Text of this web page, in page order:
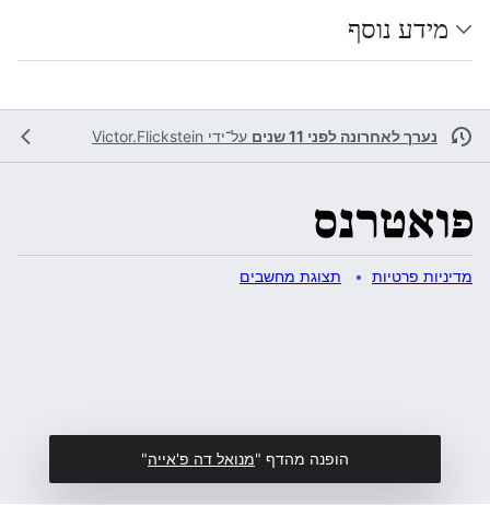
מידע נוסף
נערך לאחרונה לפני 11 שנים על־ידי Victor.Flickstein
מדיניות פרטיות תצוגת מחשבים
הופנה מהדף "מנואל דה פ'אייה"